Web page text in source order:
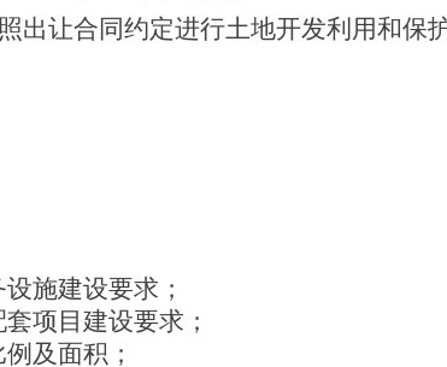
出让合同约定进行土地开发利用和保
设施建设要求；
项目建设要求；
及面积；